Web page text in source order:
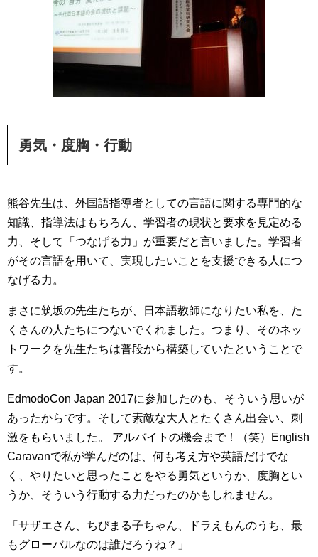
勇気・度胸・行動
熊谷先生は、外国語指導者としての言語に関する専門的な
知識、指導法はもちろん、学習者の現状と要求を見定める
力、そして「つなげる力」が重要だと言いました。学習者
がその言語を用いて、実現したいことを支援できる人につ
なげる力。
まさに筑坂の先生たちが、日本語教師になりたい私を、た
くさんの人たちにつないでくれました。つまり、そのネッ
トワークを先生たちは普段から構築していたということで
す。
EdmodoCon Japan 2017に参加したのも、そういう思いが
あったからです。そして素敵な大人とたくさん出会い、刺
激をもらいました。 アルバイトの機会まで！（笑）English
Caravanで私が学んだのは、何も考え方や英語だけでな
く、やりたいと思ったことをやる勇気というか、度胸とい
うか、そういう行動する力だったのかもしれません。
「サザエさん、ちびまる子ちゃん、ドラえもんのうち、最
もグローバルなのは誰だろうね？」